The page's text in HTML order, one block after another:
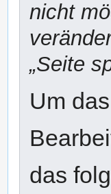
nicht
„Seite
Um
das